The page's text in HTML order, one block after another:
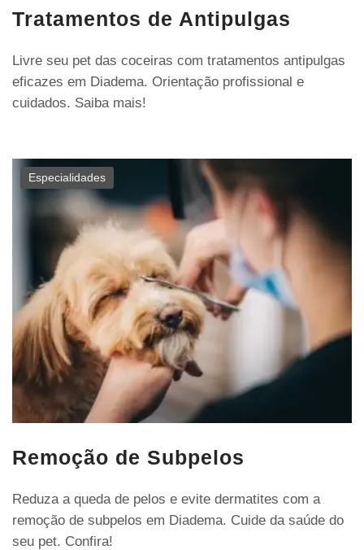
Tratamentos de Antipulgas
Livre seu pet das coceiras com tratamentos antipulgas
eficazes em Diadema. Orientação profissional e
cuidados. Saiba mais!
Especialidades
Remoção de Subpelos
Reduza a queda de pelos e evite dermatites com a
remoção de subpelos em Diadema. Cuide da saúde do
seu pet. Confira!